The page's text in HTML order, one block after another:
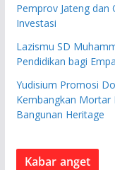
Pemprov Jateng dan
Investasi
Lazismu SD
Pendidikan bagi
Yudisium Promosi
Kembangkan Mortar
Bangunan Heritage
Kabar anget